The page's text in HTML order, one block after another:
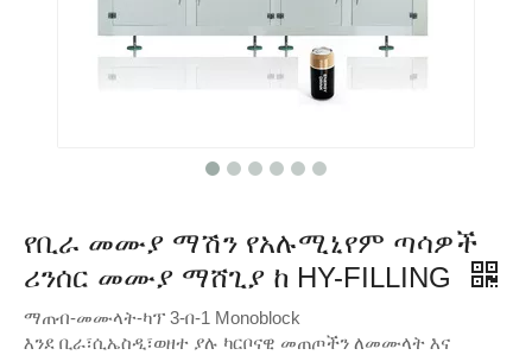
የቢራ መሙያ ማሽን የአሉሚኒየም ጣሳዎች
ሪንሰር መሙያ ማሸጊያ ከ HY-FILLING
ማጠብ-መሙላት-ካፕ 3-በ-1 Monoblock
እንደ ቢራ፣ሲኤስዲ፣ወዘተ ያሉ ካርቦናዊ መጠጦችን ለመሙላት እና